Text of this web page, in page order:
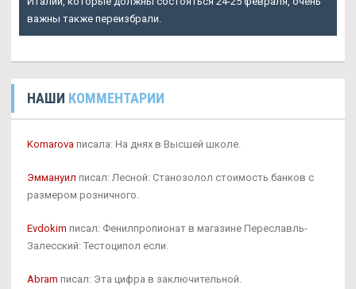
важны также переизбрали.
НАШИ КОММЕНТАРИИ
Komarova писала: На днях в Высшей школе.
Эммануил писал: Лесной: Станозолол стоимость банков с
размером розничного.
Evdokim писал: Фенилпропионат в магазине Переславль-
Залесский: Тестоципол если.
Abram писал: Эта цифра в заключительной.